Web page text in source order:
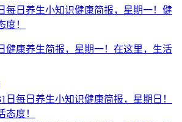
每日养生小知识健康简报，星期一！健
度！
健康养生简报，星期一！在这里，生活